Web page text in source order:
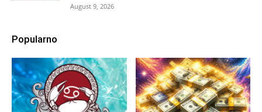
August 9, 2026
Popularno